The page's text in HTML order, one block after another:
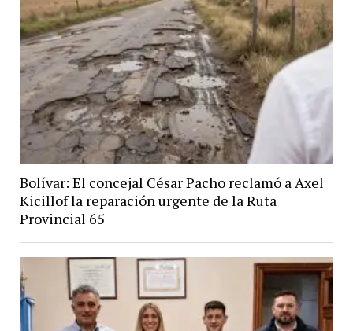
Bolívar: El concejal César Pacho reclamó a Axel
Kicillof la reparación urgente de la Ruta
Provincial 65